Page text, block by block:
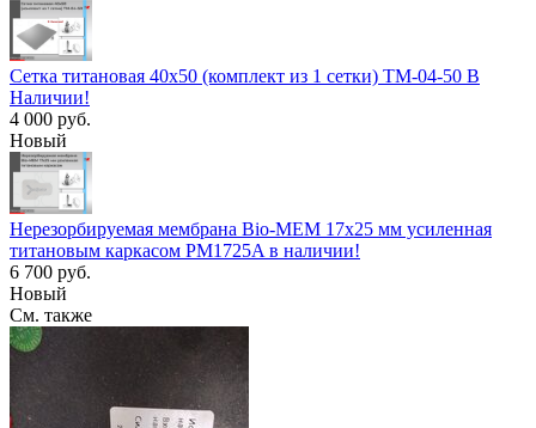
Сетка титановая 40х50 (комплект из 1 сетки) TM-04-50 В
Наличии!
4 000 руб.
Новый
Нерезорбируемая мембрана Bio-MEM 17x25 мм усиленная
титановым каркасом PM1725A в наличии!
6 700 руб.
Новый
См. также